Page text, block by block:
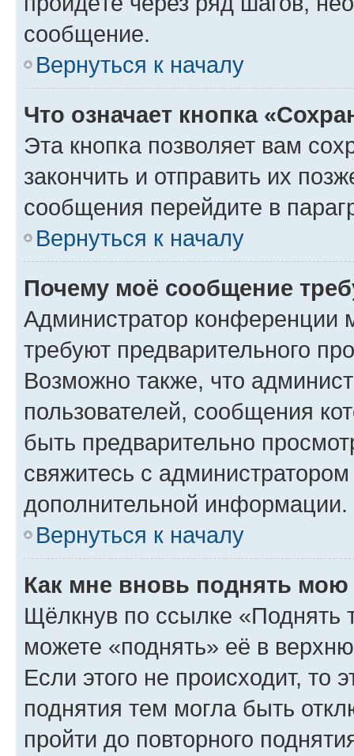
сообщение.
Вернуться к началу
Что означает кнопка
Эта кнопка позволяет вам
закончить и отправить их
сообщения перейдите в
Вернуться к началу
Почему моё сообщение
Администратор конференции
требуют предварительного
Возможно также, что
пользователей, сообщения
быть предварительно
свяжитесь с
дополнительной информации.
Вернуться к началу
Как мне вновь поднять мою
Щёлкнув по ссылке «Поднять
можете «поднять» её в
Если этого не происходит, то
поднятия тем могла быть
пройти до повторного